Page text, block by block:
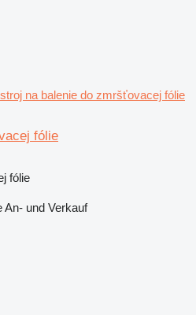
stroj na balenie do zmršťovacej fólie
fólie
fólie
An- und Verkauf